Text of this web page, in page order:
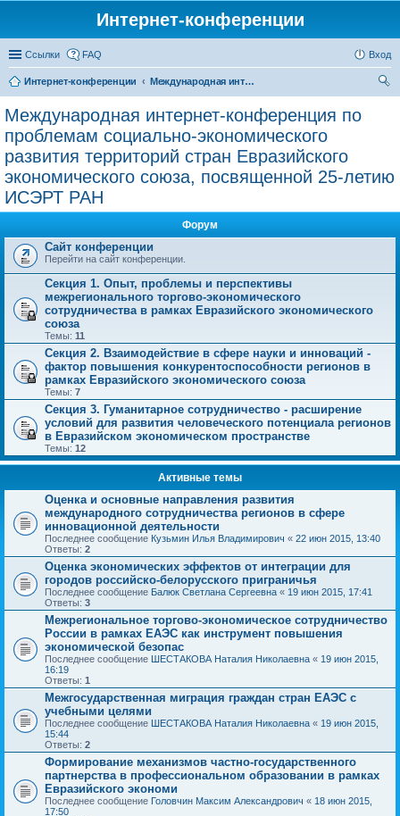
Интернет-конференции
Ссылки FAQ Вход
Интернет-конференции
Международная интернет-конференция по проблемам социально-экономического развития территорий стран Евразийского экономического союза, посвященной 25-летию ИСЭРТ РАН
Международная интернет-конференция по
проблемам социально-экономического
развития территорий стран Евразийского
экономического союза, посвященной 25-летию
ИСЭРТ РАН
Форум
Сайт конференции
Перейти на сайт конференции.
Секция 1. Опыт, проблемы и перспективы
межрегионального торгово-экономического
сотрудничества в рамках Евразийского экономического
союза
Темы: 11
Секция 2. Взаимодействие в сфере науки и инноваций -
фактор повышения конкурентоспособности регионов в
рамках Евразийского экономического союза
Темы: 7
Секция 3. Гуманитарное сотрудничество - расширение
условий для развития человеческого потенциала регионов
в Евразийском экономическом пространстве
Темы: 12
Активные темы
Оценка и основные направления развития
международного сотрудничества регионов в сфере
инновационной деятельности
Последнее сообщение Кузьмин Илья Владимирович « 22 июн 2015, 13:40
Ответы: 2
Оценка экономических эффектов от интеграции для
городов российско-белорусского приграничья
Последнее сообщение Балюк Светлана Сергеевна « 19 июн 2015, 17:41
Ответы: 3
Межрегиональное торгово-экономическое сотрудничество
России в рамках ЕАЭС как инструмент повышения
экономической безопас
Последнее сообщение ШЕСТАКОВА Наталия Николаевна « 19 июн 2015,
16:19
Ответы: 1
Межгосударственная миграция граждан стран ЕАЭС с
учебными целями
Последнее сообщение ШЕСТАКОВА Наталия Николаевна « 19 июн 2015,
15:44
Ответы: 2
Формирование механизмов частно-государственного
партнерства в профессиональном образовании в рамках
Евразийского экономи
Последнее сообщение Головчин Максим Александрович « 18 июн 2015,
17:50